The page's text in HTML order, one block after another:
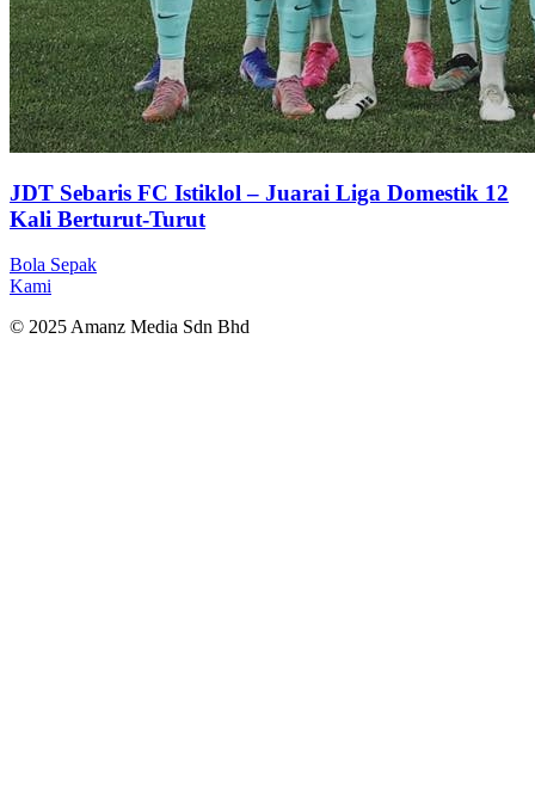
JDT Sebaris FC Istiklol – Juarai Liga Domestik 12
Kali Berturut-Turut
Bola Sepak
Kami
© 2025 Amanz Media Sdn Bhd